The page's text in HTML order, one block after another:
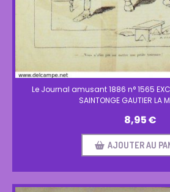
Le Journal amusant 1886 n° 1565
SAINTONGE GAUTIER LA
8,95€
AJOUTER AU